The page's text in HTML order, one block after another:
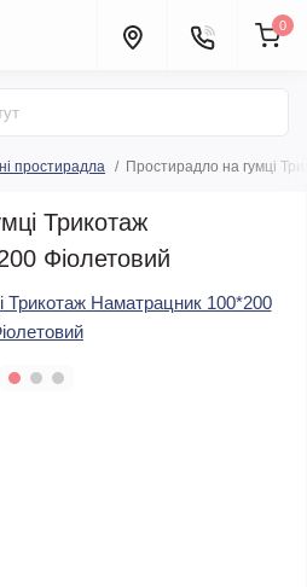
0
простирадла Простирадло на гумці
Трикотаж
Фіолетовий